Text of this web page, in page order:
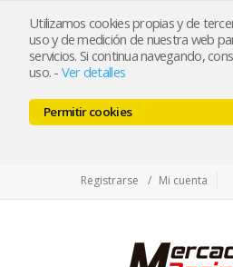
Utilizamos cookies propias y de
uso y de medición de nuestra web
servicios. Si continua navegando,
uso. - Ver detalles
Permitir cookies
Registrarse
Mi cuenta